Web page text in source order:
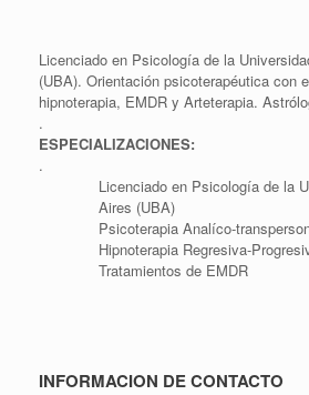
Licenciado en Psicología de la
(UBA). Orientación psicoterapéutica con
hipnoterapia, EMDR y Arteterapia.
.
ESPECIALIZACIONES:
.
Licenciado en Psicología de la
Aires (UBA)
Psicoterapia Analíco-
Hipnoterapia Regresiva-
Tratamientos de EMDR
INFORMACION DE CONTACTO